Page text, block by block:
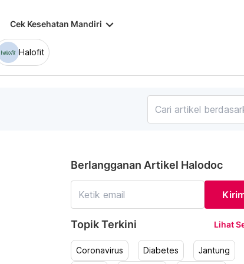
Cek Kesehatan Mandiri keyboard_arrow_down
Halofit
Berlangganan Artikel Halodoc
Topik Terkini Lihat
Coronavirus Diabetes Jantung